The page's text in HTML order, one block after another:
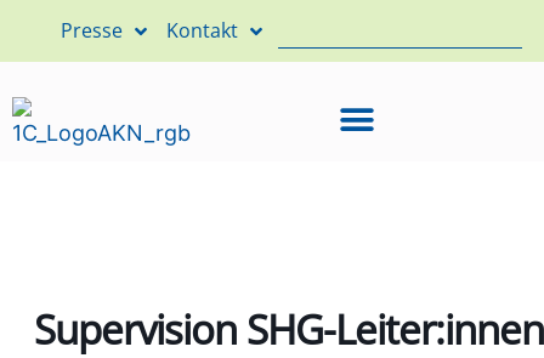
Presse Kontakt
Supervision SHG-Leiter:innen